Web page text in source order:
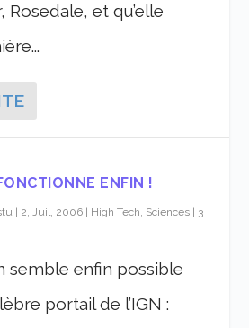
Rosedale, et qu’elle
ENFIN !
2, Juil, 2006 High Tech, Sciences
3
semble enfin possible
portail de l’IGN :